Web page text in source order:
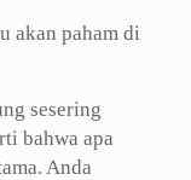
akan paham di
sesering
bahwa apa
Anda